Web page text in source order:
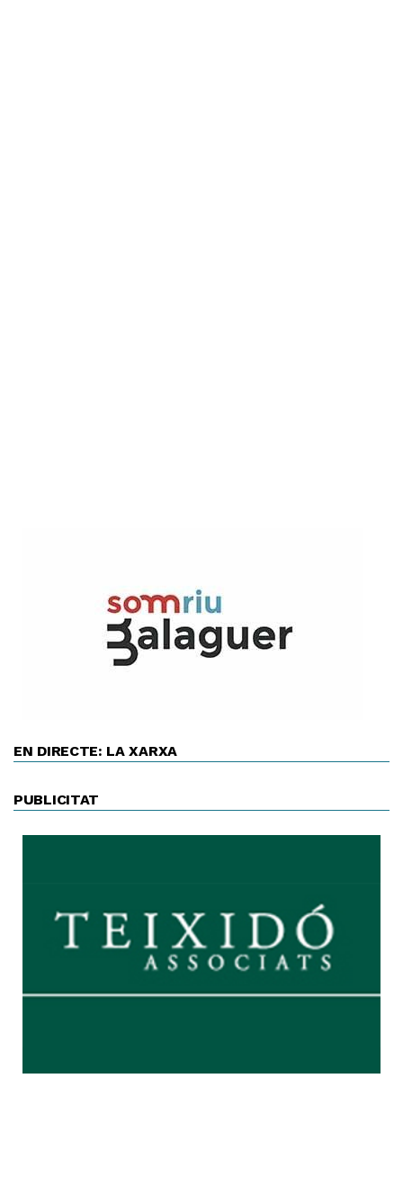
EN DIRECTE: LA XARXA
PUBLICITAT